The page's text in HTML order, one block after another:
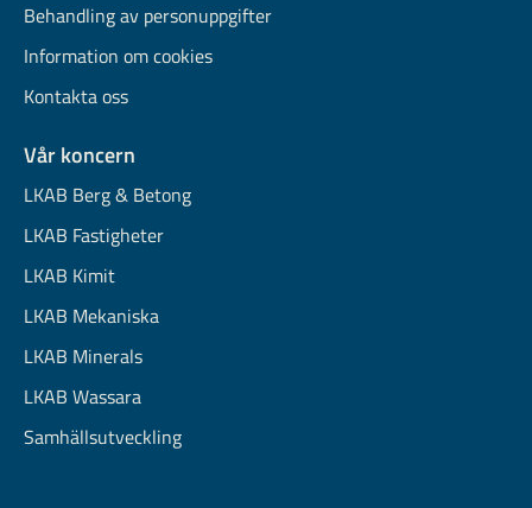
Behandling av personuppgifter
Information om cookies
Kontakta oss
Vår koncern
LKAB Berg & Betong
LKAB Fastigheter
LKAB Kimit
LKAB Mekaniska
LKAB Minerals
LKAB Wassara
Samhällsutveckling